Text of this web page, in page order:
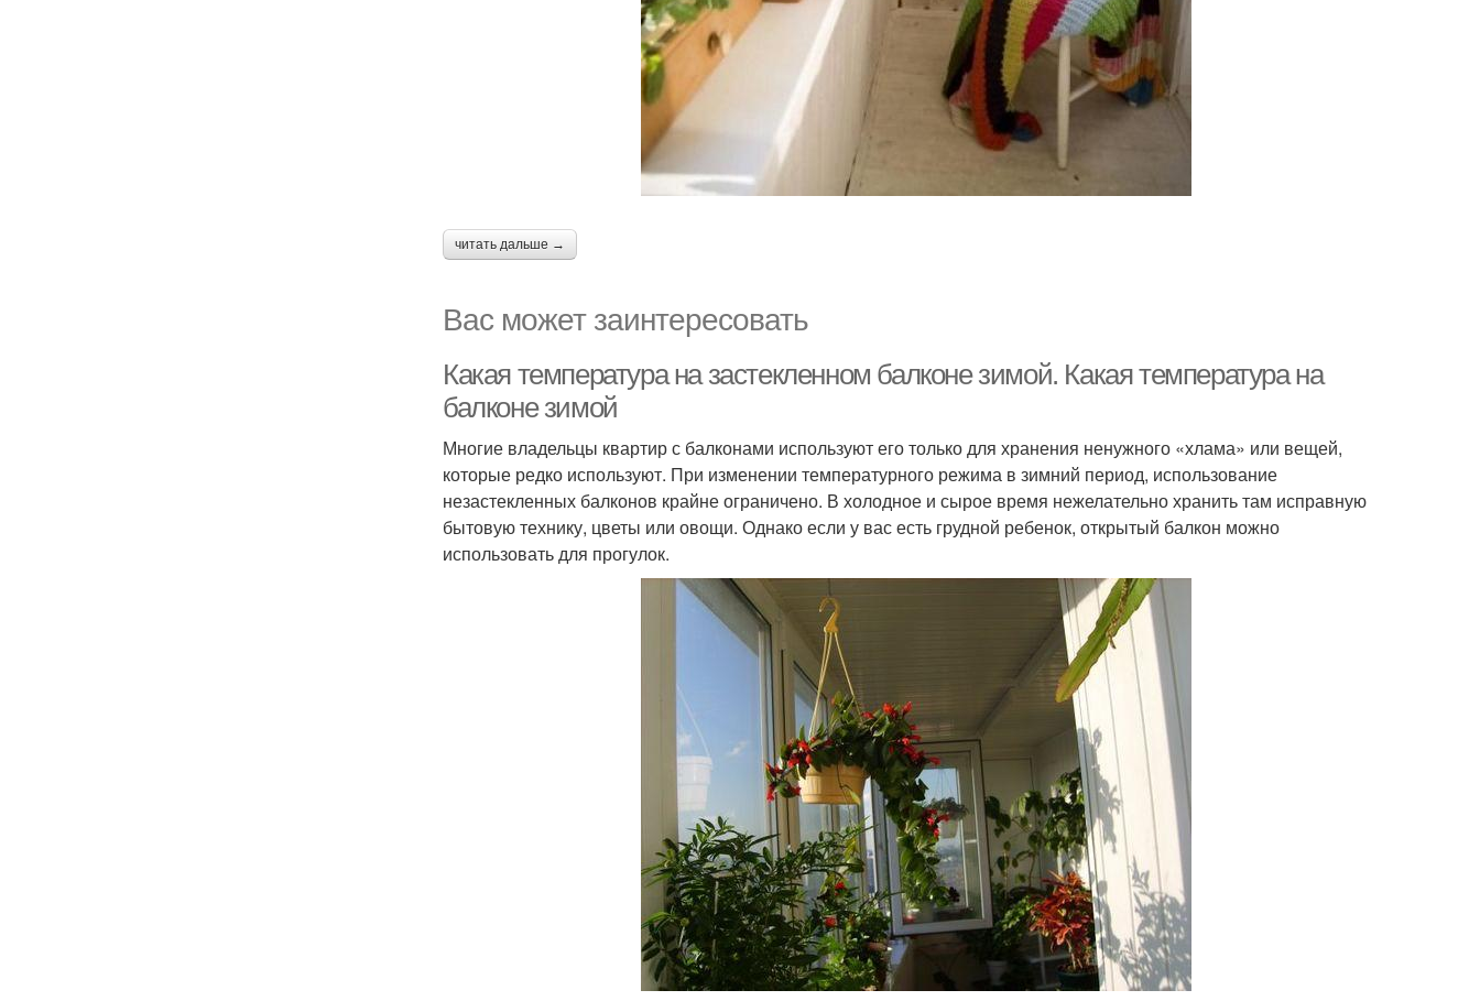
читать дальше →
Вас может заинтересовать
Какая температура на застекленном балконе зимой. Какая температура на
балконе зимой
Многие владельцы квартир с балконами используют его только для хранения ненужного «хлама» или вещей,
которые редко используют. При изменении температурного режима в зимний период, использование
незастекленных балконов крайне ограничено. В холодное и сырое время нежелательно хранить там исправную
бытовую технику, цветы или овощи. Однако если у вас есть грудной ребенок, открытый балкон можно
использовать для прогулок.